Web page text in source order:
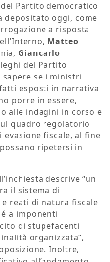
Partito democratico
depositato oggi, come
a risposta
Matteo
Giancarlo
del Partito
se i ministri
esposti in narrativa
porre in essere,
alle indagini in corso e
quadro regolatorio
fiscale, al fine
ripetersi in
descrive “un
il sistema di
reati di natura fiscale
a imponenti
di stupefacenti
organizzata”,
Inoltre,